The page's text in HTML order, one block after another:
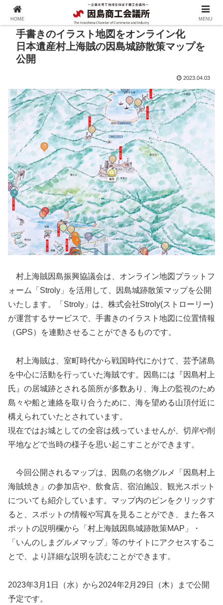
手書きのイラスト地図をオンライン化
日本遺産村上海賊の因島城跡散策マップを
公開
2023.04.03
村上海賊因島振興協議会は、オンライン地図プラットフ
ォーム「Stroly」を活用して、因島城跡散策マップを公開
いたします。「Stroly」は、株式会社Stroly(ストローリー)
が運営するサービスで、手書きのイラスト地図に位置情報
（GPS）を連動させることができるものです。
村上海賊は、室町時代から戦国時代にかけて、芸予諸島
を中心に活動を行っていた海賊です。因島には『因島村上
氏』の居城跡とされる箇所が多数あり、海上の監視のため
島々や船と連絡を取り合うために、海を望める山頂付近に
構えられていたとされています。
現在ではお城としての全容は残っていませんが、切岸や削
平地などで当時の様子を思い起こすことができます。
今回公開されるマップは、因島の名物グルメ「因島村上
海賊焼き」の参加店や、飲食店、宿泊施設、観光スポット
についても紹介しています。マップ内のピンをクリックす
ると、スポットの情報や写真を見ることができ、また各ス
ポットの説明欄から「村上海賊因島城跡散策MAP」・
「いんのしまグルメマップ」等のサイトにアクセスするこ
とで、より詳細な説明を読むことができます。
2023年3月1日（水）から2024年2月29日（木）まで公開
予定です。
HOME MENU